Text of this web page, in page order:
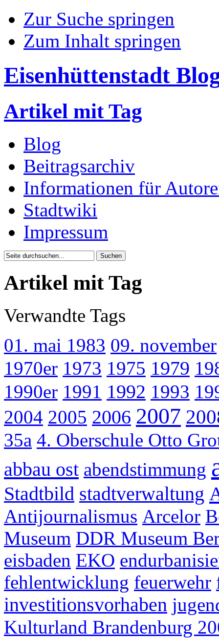
Zur Suche springen
Zum Inhalt springen
Eisenhüttenstadt
Artikel mit Tag
Blog
Beitragsarchiv
Informationen für
Stadtwiki
Impressum
Artikel mit Tag
Verwandte Tags
01. mai 1983 09. november
1970er 1973 1975 1979
1990er 1991 1992 1993
2004 2005 2006 2007
35a 4. Oberschule Otto
abbau ost abendstimmung
Stadtbild stadtverwaltung
Antijournalismus Arcelor
Museum DDR Museum
eisbaden EKO
fehlentwicklung feuerwehr
investitionsvorhaben
Kulturland Brandenburg